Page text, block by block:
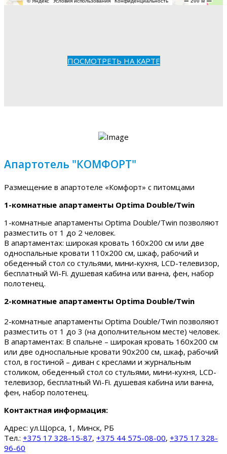
ПОСМОТРЕТЬ НА КАРТЕ
Апартотель "КОМФОРТ"
Размещение в апартотеле «Комфорт» с питомцами
1-комнатные апартаменты Optima Double/Twin
1-комнатные апартаменты Optima Double/Twin позволяют
разместить от 1 до 2 человек.
В апартаментах: широкая кровать 160х200 см или две
односпальные кровати 110х200 см, шкаф, рабочий и
обеденный стол со стульями, мини-кухня, LCD-телевизор,
бесплатный Wi-Fi. душевая кабина или ванна, фен, набор
полотенец.
2-комнатные апартаменты Optima Double/Twin
2-комнатные апартаменты Optima Double/Twin позволяют
разместить от 1 до 3 (на дополнительном месте) человек.
В апартаментах: В спальне – широкая кровать 160х200 см
или две односпальные кровати 90х200 см, шкаф, рабочий
стол, в гостиной – диван с креслами и журнальным
столиком, обеденный стол со стульями, мини-кухня, LCD-
телевизор, бесплатный Wi-Fi. душевая кабина или ванна,
фен, набор полотенец.
Контактная информация:
Адрес: ул.Щорса, 1, Минск, РБ
Тел.: +375 17 328-15-87, +375 44 575-08-00, +375 17 328-
96-60